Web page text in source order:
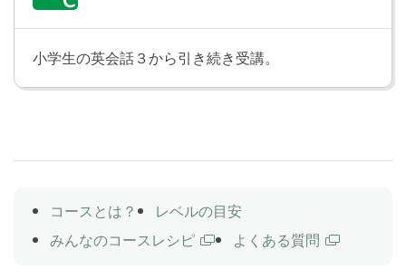
Lesson 37 この冬行きたい場所を話そう
Lesson 39 好きな人物についてできるかどうか
小学生の英会話３から引き続き受講。
コースとは？
レベルの目安
みんなのコースレシピ
よくある質問